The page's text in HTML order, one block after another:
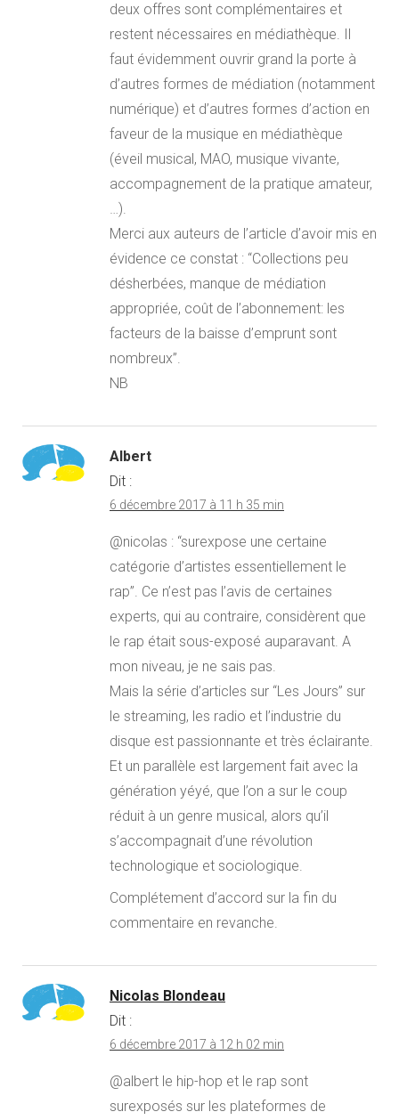
deux offres sont complémentaires et
restent nécessaires en médiathèque. Il
faut évidemment ouvrir grand la porte à
d’autres formes de médiation (notamment
numérique) et d’autres formes d’action en
faveur de la musique en médiathèque
(éveil musical, MAO, musique vivante,
accompagnement de la pratique amateur,
…).
Merci aux auteurs de l’article d’avoir mis en
évidence ce constat : “Collections peu
désherbées, manque de médiation
appropriée, coût de l’abonnement: les
facteurs de la baisse d’emprunt sont
nombreux”.
NB
Albert
Dit :
6 décembre 2017 à 11 h 35 min
@nicolas : “surexpose une certaine
catégorie d’artistes essentiellement le
rap”. Ce n’est pas l’avis de certaines
experts, qui au contraire, considèrent que
le rap était sous-exposé auparavant. A
mon niveau, je ne sais pas.
Mais la série d’articles sur “Les Jours” sur
le streaming, les radio et l’industrie du
disque est passionnante et très éclairante.
Et un parallèle est largement fait avec la
génération yéyé, que l’on a sur le coup
réduit à un genre musical, alors qu’il
s’accompagnait d’une révolution
technologique et sociologique.
Complétement d’accord sur la fin du
commentaire en revanche.
Nicolas Blondeau
Dit :
6 décembre 2017 à 12 h 02 min
@albert le hip-hop et le rap sont
surexposés sur les plateformes de